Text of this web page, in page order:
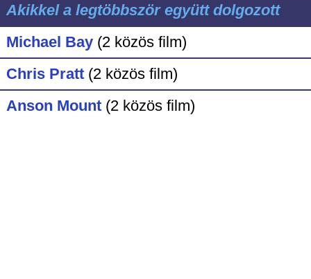
Akikkel a legtöbbször együtt dolgozott
Michael Bay (2 közös film)
Chris Pratt (2 közös film)
Anson Mount (2 közös film)